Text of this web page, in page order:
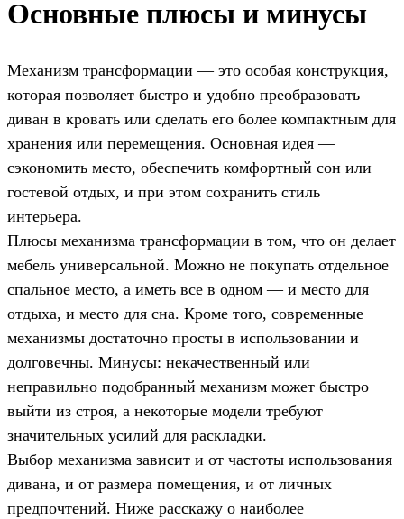
Основные плюсы и минусы
Механизм трансформации — это особая конструкция,
которая позволяет быстро и удобно преобразовать
диван в кровать или сделать его более компактным для
хранения или перемещения. Основная идея —
сэкономить место, обеспечить комфортный сон или
гостевой отдых, и при этом сохранить стиль
интерьера.
Плюсы механизма трансформации в том, что он делает
мебель универсальной. Можно не покупать отдельное
спальное место, а иметь все в одном — и место для
отдыха, и место для сна. Кроме того, современные
механизмы достаточно просты в использовании и
долговечны. Минусы: некачественный или
неправильно подобранный механизм может быстро
выйти из строя, а некоторые модели требуют
значительных усилий для раскладки.
Выбор механизма зависит и от частоты использования
дивана, и от размера помещения, и от личных
предпочтений. Ниже расскажу о наиболее